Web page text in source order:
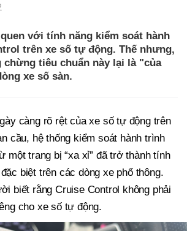
với tính năng kiểm soát hành
trên xe số tự động. Thế nhưng,
tiêu chuẩn này lại là "của
xe số sàn.
càng rõ rệt của xe số tự động trên
cầu, hệ thống kiểm soát hành trình
một trang bị “xa xỉ” đã trở thành tính
biệt trên các dòng xe phổ thông.
biết rằng Cruise Control không phải
cho xe số tự động.